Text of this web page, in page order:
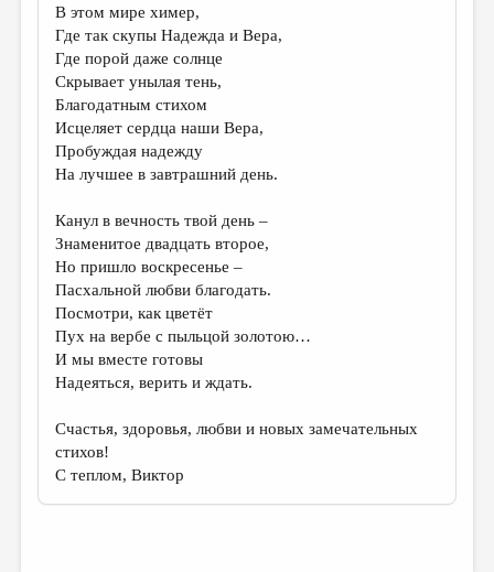
В этом мире химер,
Где так скупы Надежда и Вера,
Где порой даже солнце
Скрывает унылая тень,
Благодатным стихом
Исцеляет сердца наши Вера,
Пробуждая надежду
На лучшее в завтрашний день.
Канул в вечность твой день –
Знаменитое двадцать второе,
Но пришло воскресенье –
Пасхальной любви благодать.
Посмотри, как цветёт
Пух на вербе с пыльцой золотою…
И мы вместе готовы
Надеяться, верить и ждать.
Счастья, здоровья, любви и новых замечательных
стихов!
С теплом, Виктор